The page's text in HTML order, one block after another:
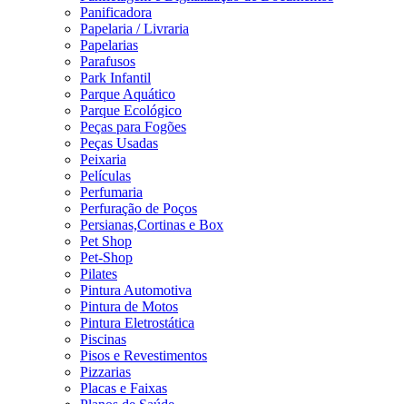
Panificadora
Papelaria / Livraria
Papelarias
Parafusos
Park Infantil
Parque Aquático
Parque Ecológico
Peças para Fogões
Peças Usadas
Peixaria
Películas
Perfumaria
Perfuração de Poços
Persianas,Cortinas e Box
Pet Shop
Pet-Shop
Pilates
Pintura Automotiva
Pintura de Motos
Pintura Eletrostática
Piscinas
Pisos e Revestimentos
Pizzarias
Placas e Faixas